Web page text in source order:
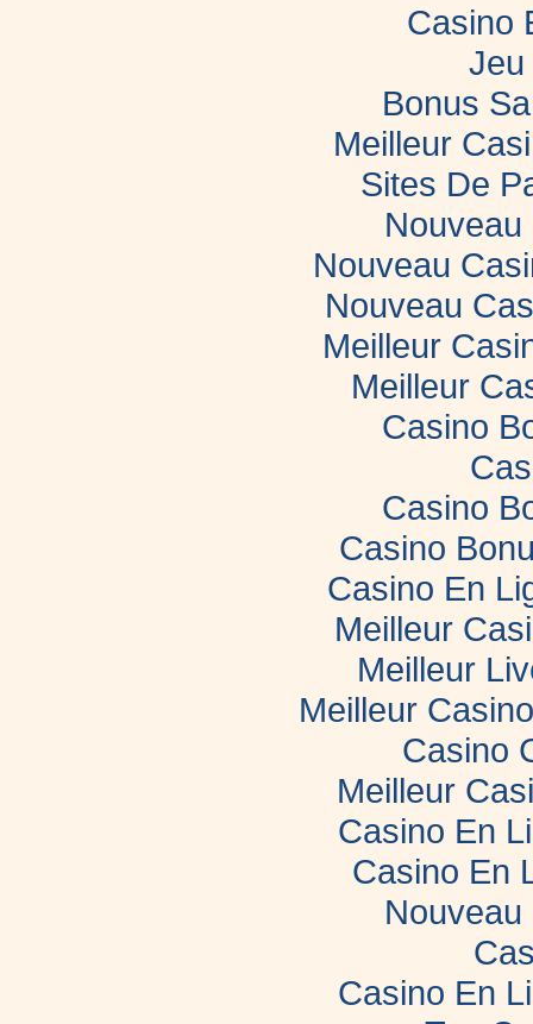
Casino
Jeu
Bonus
Meilleur
Sites De
Nouveau
Nouveau
Meilleur
Meilleur
Casino
Casino
Casino
Casino En
Meilleur
Meilleur
Meilleur
Casino
Meilleur
Casino En
Casino En
Casino En